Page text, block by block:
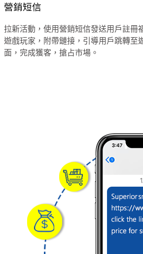
營銷短信
拉新活動，使用營銷短信發送用戶註冊
遊戲玩家，附帶鏈接，引導用戶跳轉至
面，完成獲客，搶占市場。